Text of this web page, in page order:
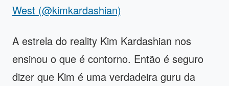
West (@kimkardashian)
A estrela do reality Kim Kardashian nos
ensinou o que é contorno. Então é seguro
dizer que Kim é uma verdadeira guru da